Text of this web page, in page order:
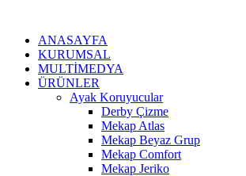
ANASAYFA
KURUMSAL
MULTİMEDYA
ÜRÜNLER
Ayak Koruyucular
Derby Çizme
Mekap Atlas
Mekap Beyaz Grup
Mekap Comfort
Mekap Jeriko